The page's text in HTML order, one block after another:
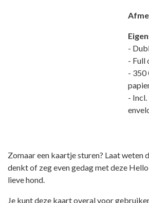
-
- Full
- 350
-
Zomaar een kaartje sturen? Laat weten
denkt of zeg even gedag met deze
lieve hond.
Je kunt deze kaart overal voor